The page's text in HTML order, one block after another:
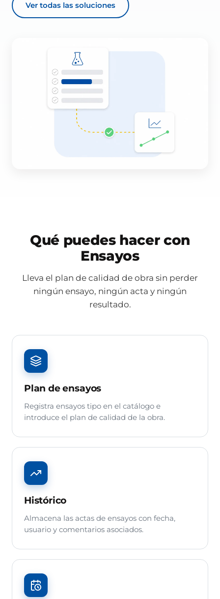
Ver todas las soluciones
Qué puedes hacer con
Ensayos
Lleva el plan de calidad de obra sin perder
ningún ensayo, ningún acta y ningún
resultado.
Plan de ensayos
Registra ensayos tipo en el catálogo e
introduce el plan de calidad de la obra.
Histórico
Almacena las actas de ensayos con fecha,
usuario y comentarios asociados.